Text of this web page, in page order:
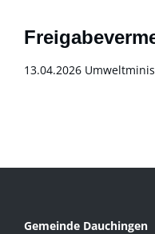
13.04.2026
Gemeinde Dauchingen